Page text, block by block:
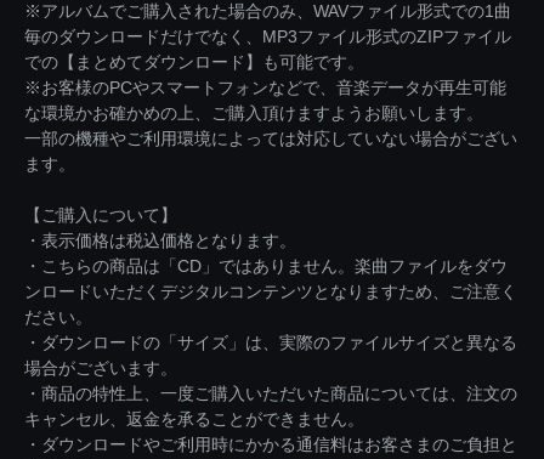
※アルバムでご購入された場合のみ、WAVファイル形式での1曲
毎のダウンロードだけでなく、MP3ファイル形式のZIPファイル
での【まとめてダウンロード】も可能です。
※お客様のPCやスマートフォンなどで、音楽データが再生可能
な環境かお確かめの上、ご購入頂けますようお願いします。
一部の機種やご利用環境によっては対応していない場合がござい
ます。
【ご購入について】
・表示価格は税込価格となります。
・こちらの商品は「CD」ではありません。楽曲ファイルをダウ
ンロードいただくデジタルコンテンツとなりますため、ご注意く
ださい。
・ダウンロードの「サイズ」は、実際のファイルサイズと異なる
場合がございます。
・商品の特性上、一度ご購入いただいた商品については、注文の
キャンセル、返金を承ることができません。
・ダウンロードやご利用時にかかる通信料はお客さまのご負担と